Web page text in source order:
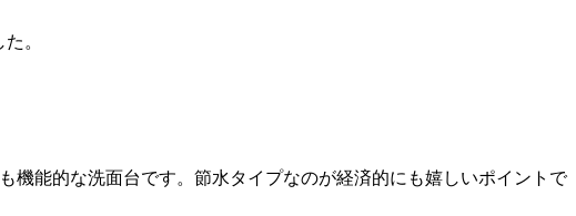
。
機能的な洗面台です。節水タイプなのが経済的にも嬉しいポイントで